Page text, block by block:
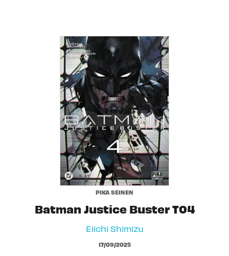
PIKA SEINEN
Batman Justice Buster T04
Eiichi Shimizu
17/09/2025